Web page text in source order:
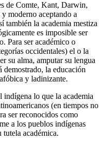
de Comte, Kant, Darwin,
moderno aceptando a
también la academia mestiza
es imposible ser
Para ser académico o
occidentales) el o la
su alma, amputar su lengua
la educación
y ladinizante.
indígena lo que la academia
(en tiempos no
ser reconocidos como
a los pueblos indígenas
tutela académica.